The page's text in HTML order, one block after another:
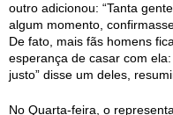
outro adicionou: “Tanta
algum momento,
De fato, mais fãs homens
esperança de casar com
justo” disse um deles,
No Quarta-feira, o